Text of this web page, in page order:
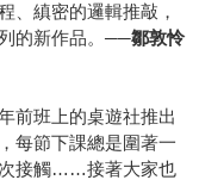
、縝密的邏輯推敲，
的新作品。──鄒敦怜
前班上的桌遊社推出
每節下課總是圍著一
次接觸……接著大家也